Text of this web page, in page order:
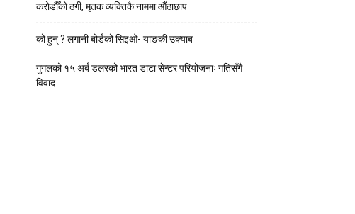
करोडौँको ठगी, मृतक व्यक्तिकै नाममा औंठाछाप
को हुन् ? लगानी बोर्डको सिइओ- याङकी उक्याब
गुगलको १५ अर्ब डलरको भारत डाटा सेन्टर परियोजनाः गतिसँगै
विवाद